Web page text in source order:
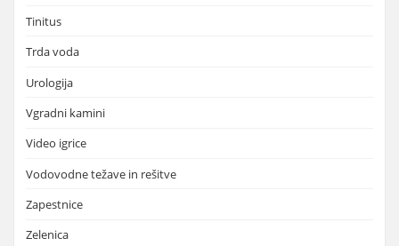
Tinitus
Trda voda
Urologija
Vgradni kamini
Video igrice
Vodovodne težave in rešitve
Zapestnice
Zelenica